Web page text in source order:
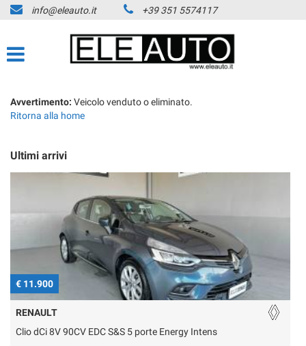
info@eleauto.it +39 351 5574117
Avvertimento: Veicolo venduto o eliminato.
Ritorna alla home
Ultimi arrivi
€ 11.900
RENAULT
Clio dCi 8V 90CV EDC S&S 5 porte Energy Intens